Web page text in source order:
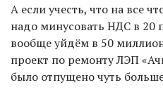
А если учесть, что на все
надо минусовать НДС в 20
вообще уйдём в 50
проект по ремонту ЛЭП
было отпущено чуть